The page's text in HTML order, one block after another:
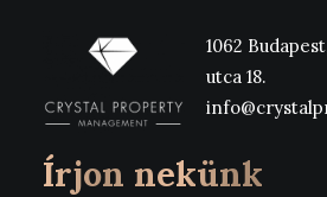
1062
utca 18.
Írjon nekünk